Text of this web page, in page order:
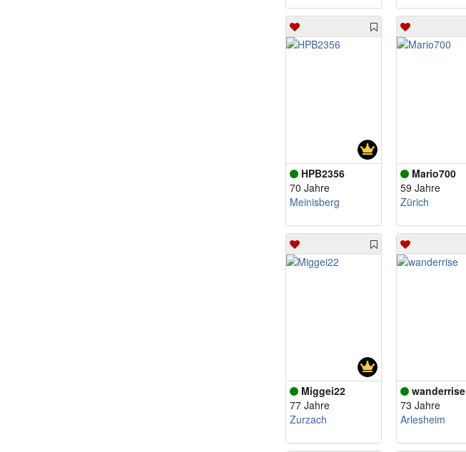
HPB2356
70 Jahre
Meinisberg
Mario700
59 Jahre
Zürich
Miggei22
77 Jahre
Zurzach
wanderrise
73 Jahre
Arlesheim